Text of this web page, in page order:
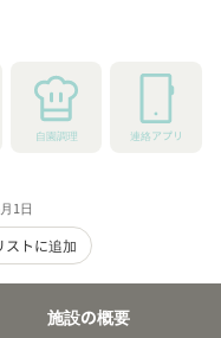
自園調理 連絡アプリ
1日
ストに追加
施設の概要